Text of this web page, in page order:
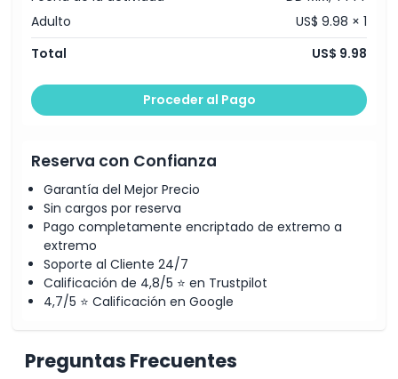
Política para Niños y Adultos
Exclusiones
Cosas a Saber
Ubicación
Cómo Llegar
Adulto
US$ 9.98 × 1
Total
US$ 9.98
Proceder al Pago
Reserva con Confianza
Garantía del Mejor Precio
Sin cargos por reserva
Pago completamente encriptado de extremo a
extremo
Soporte al Cliente 24/7
Calificación de 4,8/5 ⭐ en Trustpilot
4,7/5 ⭐ Calificación en Google
Preguntas Frecuentes